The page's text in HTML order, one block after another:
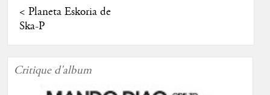
< Planeta Eskoria de
Ska-P
Critique d'album